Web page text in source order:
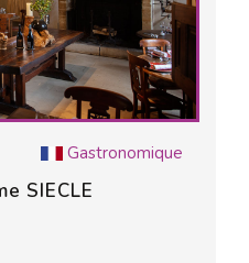
Gastronomique
SIECLE